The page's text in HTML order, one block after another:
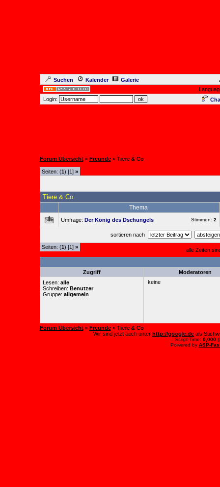
Suchen Kalender
Galerie
Login:
Forum Übersicht » Freunde » Tiere & Co
Seiten: (1) [1] »
Tiere & Co
Thema
Stimmen: 2
Umfrage: Der König des Dschungels
sortieren nach
Seiten: (1) [1] » alle Zeiten
Zugriff
Moderatoren
Lesen: alle
Schreiben: Benutzer
Gruppe: allgemein
keine
Forum Übersicht » Freunde » Tiere & Co
Wir sind jetzt auch unter http://google.de als
.: Script-Time: 0,000||
Powered by ASP-